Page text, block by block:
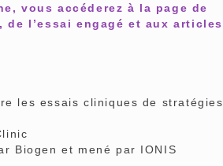
vous accéderez à la page de
l’essai engagé et aux articles
les essais cliniques de stratégies
et mené par IONIS